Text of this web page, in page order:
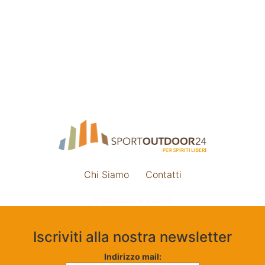
Chi Siamo Contatti
Iscriviti alla nostra newsletter
Indirizzo mail: